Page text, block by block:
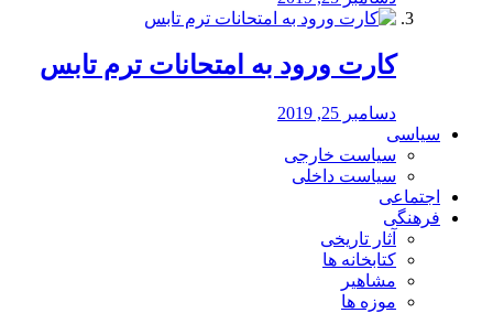
کارت ورود به امتحانات ترم تابس
دسامبر 25, 2019
سیاسی
سیاست خارجی
سیاست داخلی
اجتماعی
فرهنگی
آثار تاریخی
کتابخانه ها
مشاهیر
موزه ها